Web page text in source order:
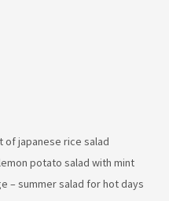
of japanese rice salad
potato salad with mint
– summer salad for hot days